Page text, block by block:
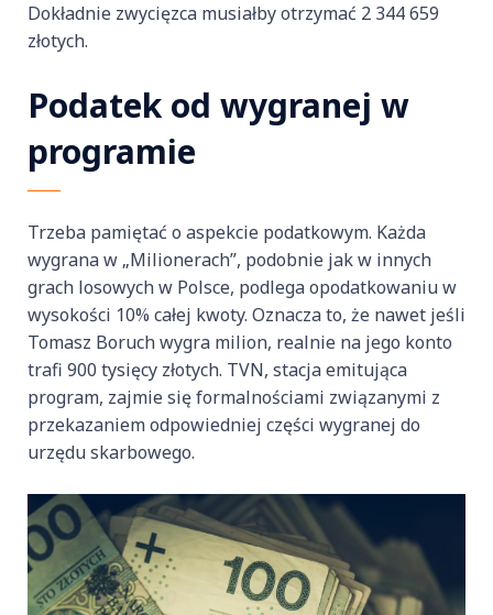
Dokładnie zwycięzca musiałby otrzymać 2 344 659
złotych.
Podatek od wygranej w
programie
Trzeba pamiętać o aspekcie podatkowym. Każda
wygrana w „Milionerach”, podobnie jak w innych
grach losowych w Polsce, podlega opodatkowaniu w
wysokości 10% całej kwoty. Oznacza to, że nawet jeśli
Tomasz Boruch wygra milion, realnie na jego konto
trafi 900 tysięcy złotych. TVN, stacja emitująca
program, zajmie się formalnościami związanymi z
przekazaniem odpowiedniej części wygranej do
urzędu skarbowego.